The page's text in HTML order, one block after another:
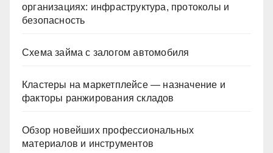
организациях: инфраструктура, протоколы и
безопасность
Схема займа с залогом автомобиля
Кластеры на маркетплейсе — назначение и
факторы ранжирования складов
Обзор новейших профессиональных
материалов и инструментов